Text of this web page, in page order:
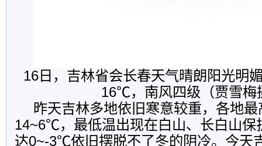
16日，吉林省会长春天气晴朗阳光明
16℃，南风四级（贾雪梅
昨天吉林多地依旧寒意较重，各地
14~6℃，最低温出现在白山、长白山保
达0~-3℃依旧摆脱不了冬的阴冷。今天